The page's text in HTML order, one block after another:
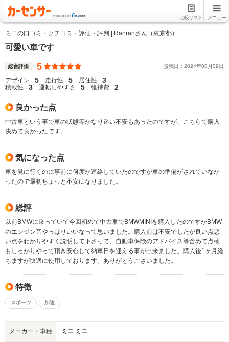
比較リスト メニュー
ミニの口コミ・クチコミ・評価・評判 | Ranranさん（東京都）
可愛い車です
総合評価 5 投稿日： 2024年08 月09日
デザイン : 5 走行性 : 5 居住性 : 3
積載性 : 3 運転しやすさ : 5 維持費 : 2
良かった点
中古車という事で車の状態等かなり迷い不安もあったのですが、こちらで購入
決めて良かったです。
気になった点
車を見に行くのに事前に何度か連絡していたのですが車の準備がされていなか
ったので最初ちょっと不安になりました。
総評
以前BMWに乗っていて今回初めて中古車でBMWMINIを購入したのですがBMW
のエンジン音やっぱりいいなって思いました。購入前は不安でしたが良い点悪
い点をわかりやすく説明して下さって、自動車保険のアドバイス等含めて点検
もしっかりやって頂き安心して納車日を迎える事が出来ました。購入後1ヶ月経
ちますが快適に使用しております。ありがとうございました。
特徴
スポーツ 加速
メーカー・車種 ミニ ミニ